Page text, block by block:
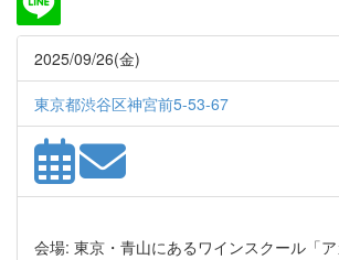
2025/09/26(金)
東京都渋谷区神宮前5-53-67
会場: 東京・青山にあるワインスクール「